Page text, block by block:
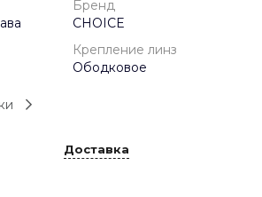
Бренд
CHOICE
Крепление линз
Ободковое
Доставка